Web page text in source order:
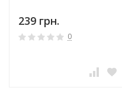
239 грн.
0